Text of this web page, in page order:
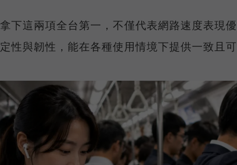
下這兩項全台第一，不僅代表網路速度表現
性與韌性，能在各種使用情境下提供一致且可